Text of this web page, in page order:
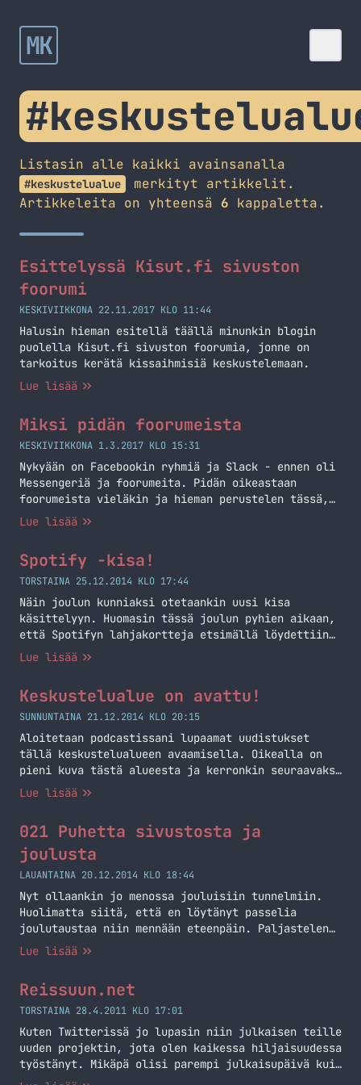
MK
Listasin alle kaikki avainsanalla
#keskustelualue
merkityt artikkelit.
Artikkeleita on yhteensä 6 kappaletta.
Esittelyssä Kisut.fi sivuston
foorumi
KESKIVIIKKONA 22.11.2017 KLO 11:44
Halusin hieman esitellä täällä minunkin blogin
puolella Kisut.fi sivuston foorumia, jonne on
tarkoitus kerätä kissaihmisiä keskustelemaan.
Lue lisää
Miksi pidän foorumeista
KESKIVIIKKONA 1.3.2017 KLO 15:31
Nykyään on Facebookin ryhmiä ja Slack - ennen oli
Messengeriä ja foorumeita. Pidän oikeastaan
foorumeista vieläkin ja hieman perustelen tässä,
että miksi.
Lue lisää
Spotify -kisa!
TORSTAINA 25.12.2014 KLO 17:44
Näin joulun kunniaksi otetaankin uusi kisa
käsittelyyn. Huomasin tässä joulun pyhien aikaan,
että Spotifyn lahjakortteja etsimällä löydettiin
tänne minun blogin puolelle ja päätin lähteä
vieläpä ilmaista! Nimittäin kaikkien
keskustelualueelle rekisteröityneiden ja
keskusteluun osallistuneiden kanssa arvotaan
loppiaisena (6.1.2015) yksi kappale lahjakortteja
Spotifyyn. Alla vielä asiat mitä sinun… Jatka
lukemista Spotify -kisa!
Lue lisää
Keskustelualue on avattu!
SUNNUNTAINA 21.12.2014 KLO 20:15
Aloitetaan podcastissani lupaamat uudistukset
tällä keskustelualueen avaamisella. Oikealla on
pieni kuva tästä alueesta ja kerronkin seuraavaksi
hieman lisää tästä keskustelualueesta ja mitä
pari lisenssiä tuohon ja laitoin toisen
hyötykäyttöön tämän sivuston kautta. Tuossa
lisenssissä on myös kiinni yksi resurssinhallinnan
palikka ja tulenkin sinne laittamaan… Jatka
lukemista Keskustelualue on avattu!
Lue lisää
021 Puhetta sivustosta ja
joulusta
LAUANTAINA 20.12.2014 KLO 18:44
Nyt ollaankin jo menossa jouluisiin tunnelmiin.
Huolimatta siitä, että en löytänyt passelia
joulutaustaa niin mennään eteenpäin. Paljastelen
myös hieman sitä mitä on sivustolle tulossa tässä
podcastin kuuntelijoille hyvää joulua!
Lue lisää
Reissuun.net
TORSTAINA 28.4.2011 KLO 17:01
Kuten Twitterissä jo lupasin niin julkaisen teille
uuden projektin, jota olen kaikessa hiljaisuudessa
työstänyt. Mikäpä olisi parempi julkaisupäivä kuin
allekirjoittaneen syntymäpäivä? En tiedä!